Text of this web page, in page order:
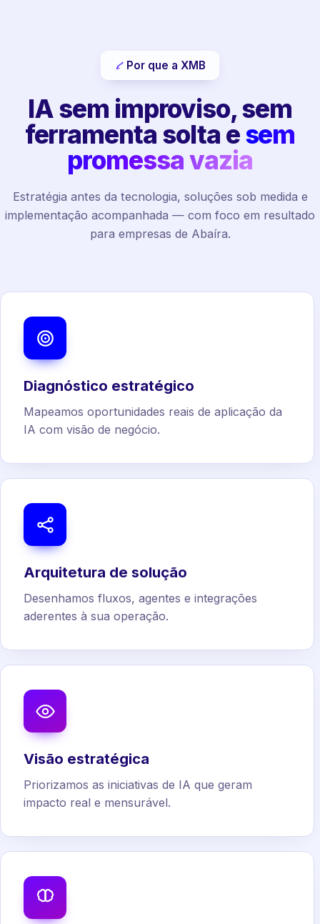
Por que a XMB
IA sem improviso, sem
ferramenta solta esem
promessa vazia
Estratégia antes da tecnologia, soluções sob medida e
implementação acompanhada — com foco em resultado
para empresas de Abaíra.
Diagnóstico estratégico
Mapeamos oportunidades reais de aplicação da
IA com visão de negócio.
Arquitetura de solução
Desenhamos fluxos, agentes e integrações
aderentes à sua operação.
Visão estratégica
Priorizamos as iniciativas de IA que geram
impacto real e mensurável.